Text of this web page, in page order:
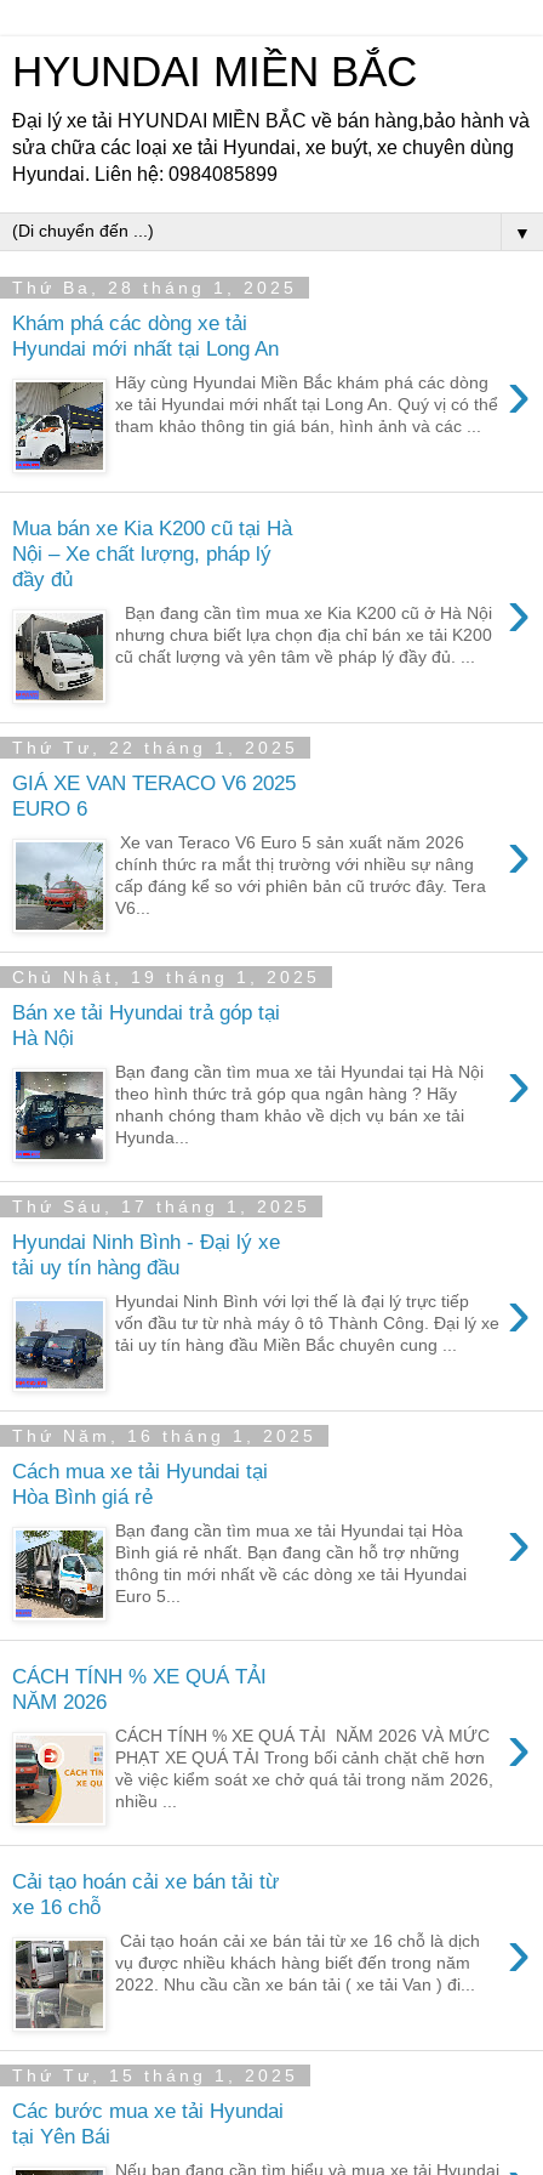
HYUNDAI MIỀN BẮC
Đại lý xe tải HYUNDAI MIỀN BẮC về bán hàng,bảo hành và
sửa chữa các loại xe tải Hyundai, xe buýt, xe chuyên dùng
Hyundai. Liên hệ: 0984085899
▼
Thứ Ba, 28 tháng 1, 2025
Khám phá các dòng xe tải
Hyundai mới nhất tại Long An
›
Hãy cùng Hyundai Miền Bắc khám phá các dòng
xe tải Hyundai mới nhất tại Long An. Quý vị có thể
tham khảo thông tin giá bán, hình ảnh và các ...
Mua bán xe Kia K200 cũ tại Hà
Nội – Xe chất lượng, pháp lý
đầy đủ
›
Bạn đang cần tìm mua xe Kia K200 cũ ở Hà Nội
nhưng chưa biết lựa chọn địa chỉ bán xe tải K200
cũ chất lượng và yên tâm về pháp lý đầy đủ. ...
Thứ Tư, 22 tháng 1, 2025
GIÁ XE VAN TERACO V6 2025
EURO 6
›
Xe van Teraco V6 Euro 5 sản xuất năm 2026
chính thức ra mắt thị trường với nhiều sự nâng
cấp đáng kể so với phiên bản cũ trước đây. Tera
V6...
Chủ Nhật, 19 tháng 1, 2025
Bán xe tải Hyundai trả góp tại
Hà Nội
›
Bạn đang cần tìm mua xe tải Hyundai tại Hà Nội
theo hình thức trả góp qua ngân hàng ? Hãy
nhanh chóng tham khảo về dịch vụ bán xe tải
Hyunda...
Thứ Sáu, 17 tháng 1, 2025
Hyundai Ninh Bình - Đại lý xe
tải uy tín hàng đầu
›
Hyundai Ninh Bình với lợi thế là đại lý trực tiếp
vốn đầu tư từ nhà máy ô tô Thành Công. Đại lý xe
tải uy tín hàng đầu Miền Bắc chuyên cung ...
Thứ Năm, 16 tháng 1, 2025
Cách mua xe tải Hyundai tại
Hòa Bình giá rẻ
›
Bạn đang cần tìm mua xe tải Hyundai tại Hòa
Bình giá rẻ nhất. Bạn đang cần hỗ trợ những
thông tin mới nhất về các dòng xe tải Hyundai
Euro 5...
CÁCH TÍNH % XE QUÁ TẢI
NĂM 2026
›
CÁCH TÍNH % XE QUÁ TẢI NĂM 2026 VÀ MỨC
PHẠT XE QUÁ TẢI Trong bối cảnh chặt chẽ hơn
về việc kiểm soát xe chở quá tải trong năm 2026,
nhiều ...
Cải tạo hoán cải xe bán tải từ
xe 16 chỗ
›
Cải tạo hoán cải xe bán tải từ xe 16 chỗ là dịch
vụ được nhiều khách hàng biết đến trong năm
2022. Nhu cầu cần xe bán tải ( xe tải Van ) đi...
Thứ Tư, 15 tháng 1, 2025
Các bước mua xe tải Hyundai
tại Yên Bái
Nếu bạn đang cần tìm hiểu và mua xe tải Hyundai